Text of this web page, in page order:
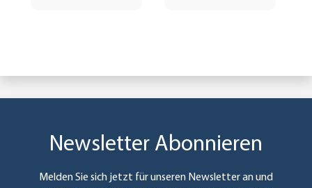
Newsletter Abonnieren
Melden Sie sich jetzt für unseren Newsletter an und